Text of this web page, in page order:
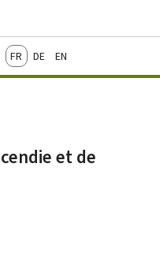
FrançaisDeutschEnglish
et de